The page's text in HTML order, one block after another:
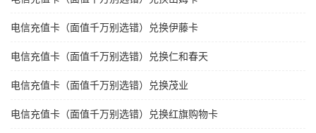
电信充值卡（面值千万别选错）兑换伊藤卡
电信充值卡（面值千万别选错）兑换仁和春天
电信充值卡（面值千万别选错）兑换茂业
电信充值卡（面值千万别选错）兑换红旗购物卡